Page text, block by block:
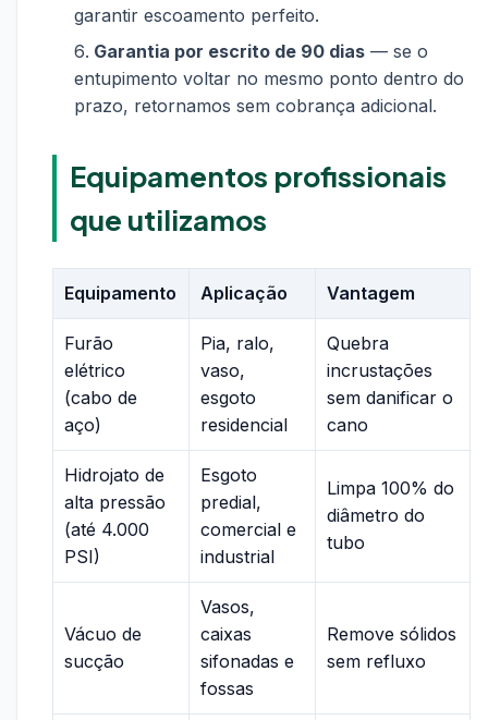
garantir escoamento perfeito.
Garantia por escrito de 90 dias — se o
entupimento voltar no mesmo ponto dentro do
prazo, retornamos sem cobrança adicional.
Equipamentos profissionais
que utilizamos
Equipamento Aplicação Vantagem
Furão
elétrico
(cabo de
aço)
Pia, ralo,
vaso,
esgoto
residencial
Quebra
incrustações
sem danificar o
cano
Hidrojato de
alta pressão
(até 4.000
PSI)
Esgoto
predial,
comercial e
industrial
Limpa 100% do
diâmetro do
tubo
Vácuo de
sucção
Vasos,
caixas
sifonadas e
fossas
Remove sólidos
sem refluxo